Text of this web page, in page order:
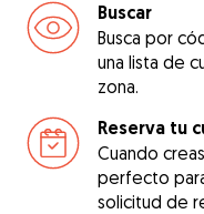
Buscar
Busca por
una lista de
zona.
Reserva tu
Cuando
perfecto
solicitud de